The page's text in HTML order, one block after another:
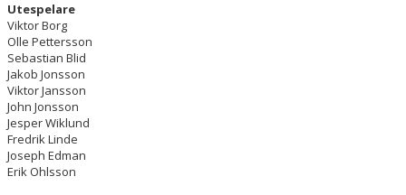
MEDLEMSINFORMATION
FÖRSÄKRING
BILJETTINFORMATION
MATCHER
Utespelare
Viktor Borg
Olle Pettersson
Sebastian Blid
Jakob Jonsson
Viktor Jansson
John Jonsson
Jesper Wiklund
Fredrik Linde
Joseph Edman
Erik Ohlsson